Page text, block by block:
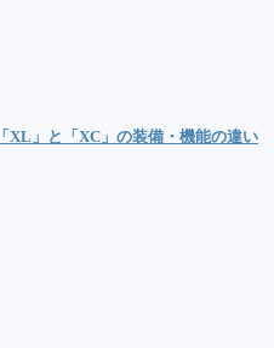
XL」と「XC」の装備・機能の違い